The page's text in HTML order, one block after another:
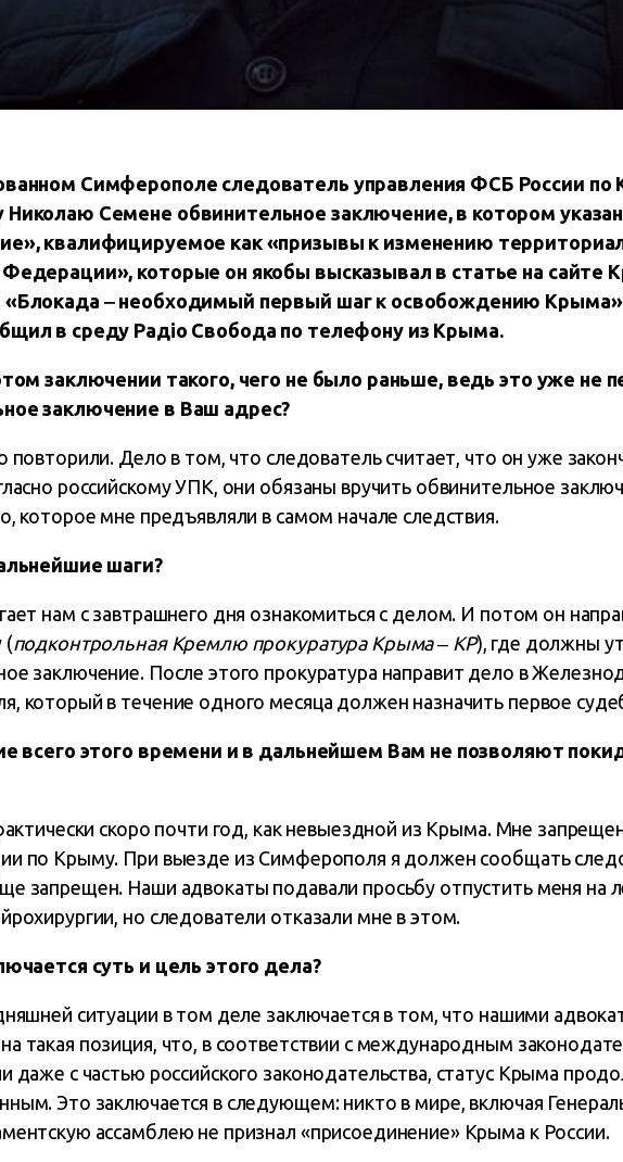
Симферополе следователь управления ФСБ России по
Николаю Семене обвинительное заключение, в котором
квалифицируемое как «призывы к изменению
Федерации», которые он якобы высказывал в статье на сайте
«Блокада ‒ необходимый первый шаг к освобождению Крыма»
в среду Радiо Свобода по телефону из Крыма.
заключении такого, чего не было раньше, ведь это уже не
заключение в Ваш адрес?
повторили. Дело в том, что следователь считает, что он уже
российскому УПК, они обязаны вручить обвинительное
которое мне предъявляли в самом начале следствия.
шаги?
нам с завтрашнего дня ознакомиться с делом. И потом он
(подконтрольная Кремлю прокуратура Крыма ‒ КР), где должны
заключение. После этого прокуратура направит дело в
который в течение одного месяца должен назначить первое
всего этого времени и в дальнейшем Вам не позволяют
скоро почти год, как невыездной из Крыма. Мне
по Крыму. При выезде из Симферополя я должен сообщать
запрещен. Наши адвокаты подавали просьбу отпустить меня на
но следователи отказали мне в этом.
суть и цель этого дела?
ситуации в том деле заключается в том, что нашими
такая позиция, что, в соответствии с международным
даже с частью российского законодательства, статус Крыма
Это заключается в следующем: никто в мире, включая
ассамблею не признал «присоединение» Крыма к России.